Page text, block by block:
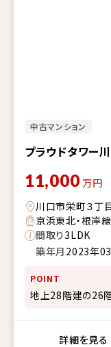
中古マンション
プラウドタワー
11,000 万円
川口市栄町３丁
京浜東北・根岸
間取り3LDK
築年月 2023年
POINT
地上28階建の26
詳細を見る